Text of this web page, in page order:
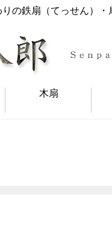
の鉄扇（てっせん）・
木扇